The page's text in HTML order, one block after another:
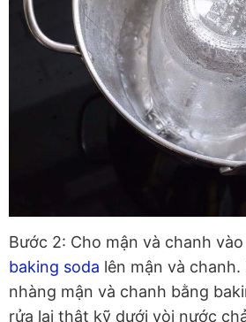
Bước 2: Cho mận và chanh
baking soda lên mận và
nhàng mận và chanh bằng
rửa lại thật kỹ dưới vòi nước